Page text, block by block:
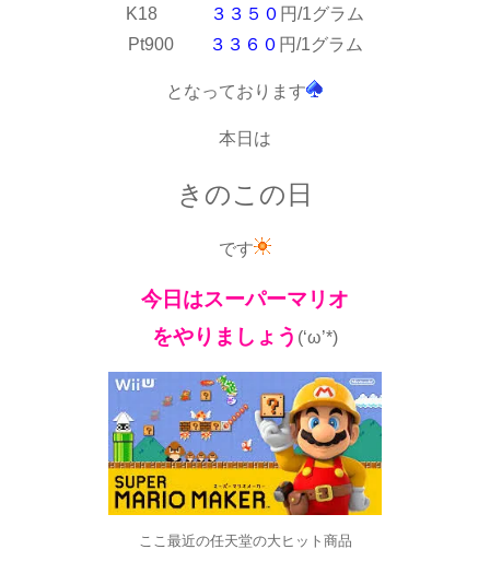
K18 ３３５０ 円/1グラム
Pt900
３３６０ 円/1グラム
となっております
本日は
きのこの日
です
今日はスーパーマリオ
をやりましょう (‘ω’*)
ここ最近の任天堂の大ヒット商品